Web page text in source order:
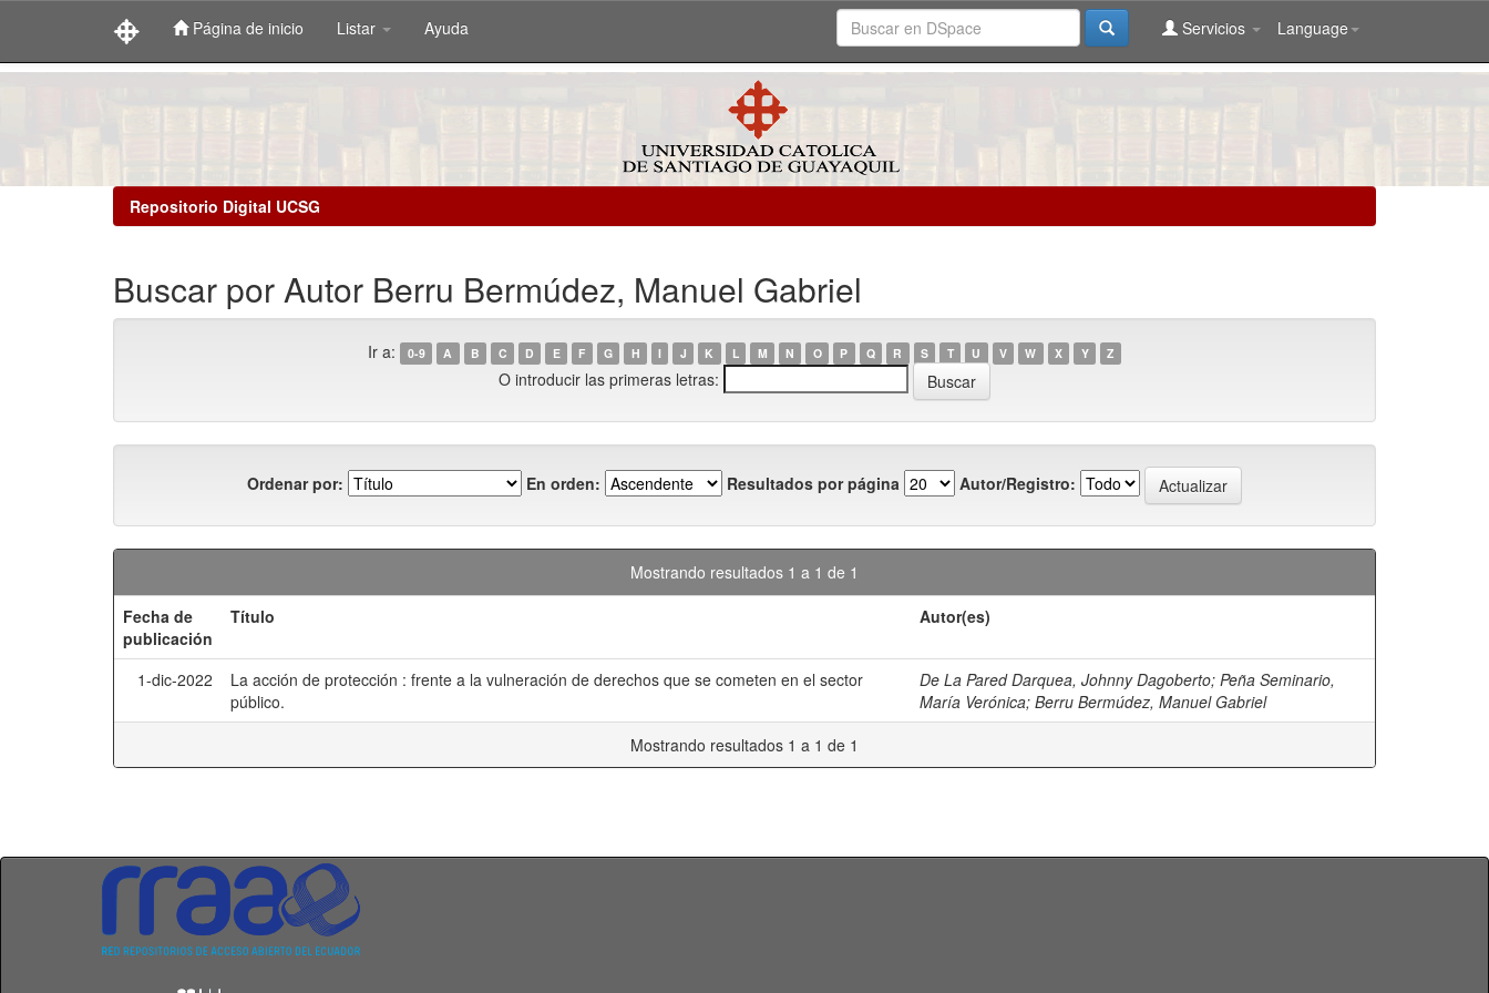
Página de inicio Listar Ayuda Language
Servicios
Repositorio Digital UCSG
Buscar por Autor Berru Bermúdez, Manuel Gabriel
Ir a: 0-9 A B C D E F G H I J K L M N O P Q R S T U V W X Y Z
O introducir las primeras letras:
Ordenar por: En orden: Resultados por página Autor/Registro:
Mostrando resultados 1 a 1 de 1
Fecha de
publicación
Título Autor(es)
1-dic-2022
La acción de protección : frente a la vulneración de derechos que se cometen en el sector
público.
De La Pared Darquea, Johnny Dagoberto; Peña Seminario,
María Verónica; Berru Bermúdez, Manuel Gabriel
Mostrando resultados 1 a 1 de 1